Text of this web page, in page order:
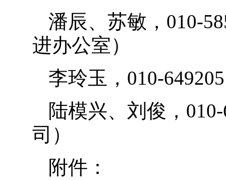
潘辰、苏敏， 010-
进办公室）
李玲玉， 010-
陆模兴、刘俊，
司）
附件：